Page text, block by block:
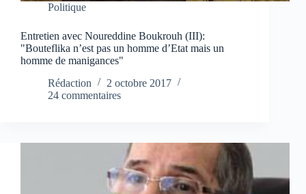
Politique
Entretien avec Noureddine Boukrouh (III):
"Bouteflika n’est pas un homme d’Etat mais un
homme de manigances"
Rédaction
2 octobre 2017
24 commentaires